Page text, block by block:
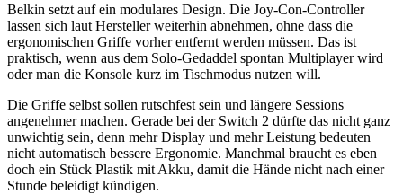
Belkin setzt auf ein modulares Design. Die Joy-Con-Controller
lassen sich laut Hersteller weiterhin abnehmen, ohne dass die
ergonomischen Griffe vorher entfernt werden müssen. Das ist
praktisch, wenn aus dem Solo-Gedaddel spontan Multiplayer wird
oder man die Konsole kurz im Tischmodus nutzen will.
Die Griffe selbst sollen rutschfest sein und längere Sessions
angenehmer machen. Gerade bei der Switch 2 dürfte das nicht ganz
unwichtig sein, denn mehr Display und mehr Leistung bedeuten
nicht automatisch bessere Ergonomie. Manchmal braucht es eben
doch ein Stück Plastik mit Akku, damit die Hände nicht nach einer
Stunde beleidigt kündigen.